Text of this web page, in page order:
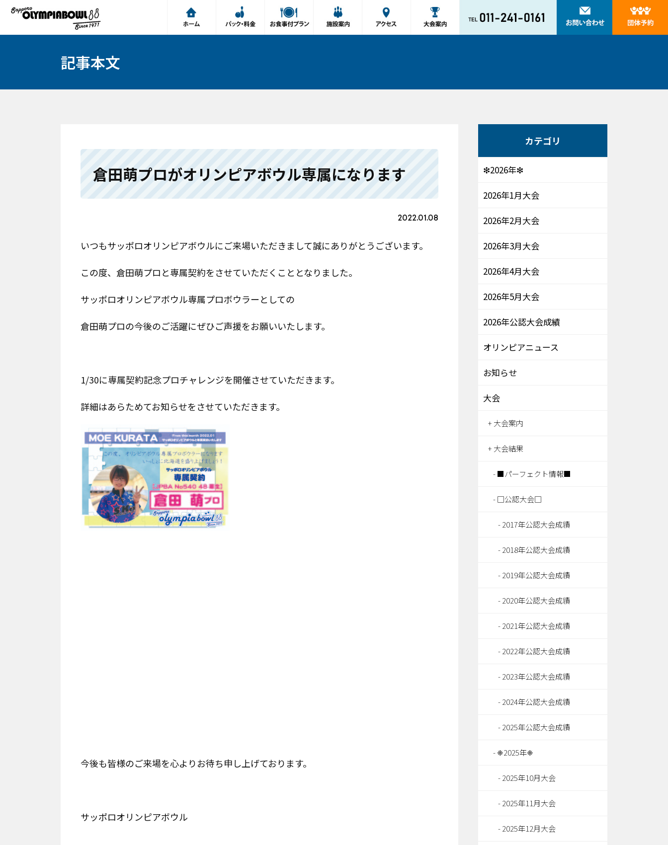
記事本文
倉田萌プロがオリンピアボウル専属になります
2022.01.08
いつもサッポロオリンピアボウルにご来場いただきまして誠にありがとうございます。
この度、倉田萌プロと専属契約をさせていただくこととなりました。
サッポロオリンピアボウル専属プロボウラーとしての
倉田萌プロの今後のご活躍にぜひご声援をお願いいたします。
1/30に専属契約記念プロチャレンジを開催させていただきます。
詳細はあらためてお知らせをさせていただきます。
今後も皆様のご来場を心よりお待ち申し上げております。
サッポロオリンピアボウル
カテゴリ
❇2026年❇
2026年1月大会
2026年2月大会
2026年3月大会
2026年4月大会
2026年5月大会
2026年公認大会成績
オリンピアニュース
お知らせ
大会
大会案内
大会結果
■パーフェクト情報■
□公認大会□
2017年公認大会成績
2018年公認大会成績
2019年公認大会成績
2020年公認大会成績
2021年公認大会成績
2022年公認大会成績
2023年公認大会成績
2024年公認大会成績
2025年公認大会成績
❈2025年❈
2025年10月大会
2025年11月大会
2025年12月大会